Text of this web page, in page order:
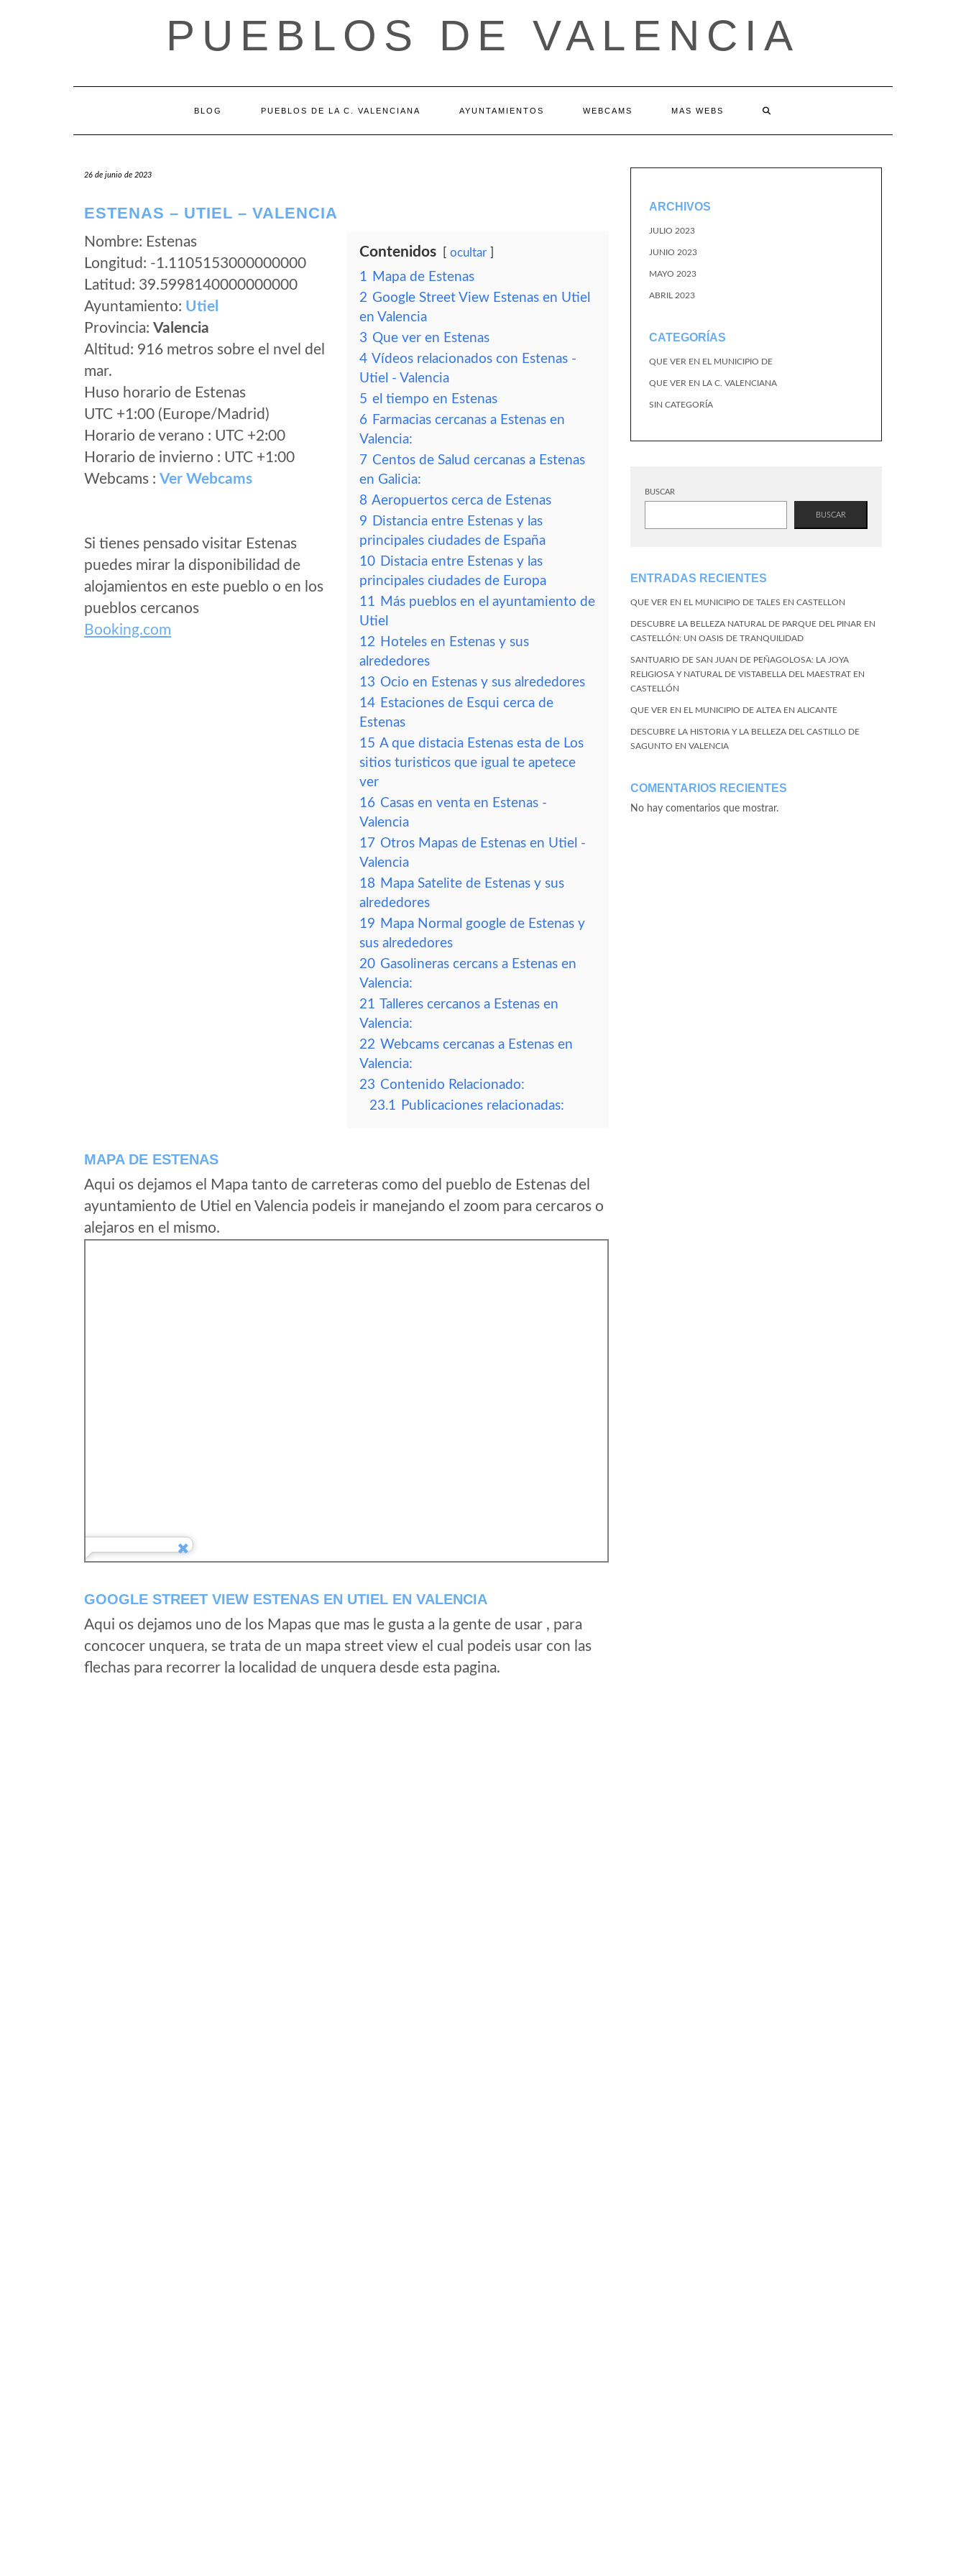
PUEBLOS DE VALENCIA
BLOG PUEBLOS DE LA C. VALENCIANA AYUNTAMIENTOS WEBCAMS MAS WEBS
26 de junio de 2023
ESTENAS – UTIEL – VALENCIA
Nombre: Estenas
Longitud: -1.1105153000000000
Latitud: 39.5998140000000000
Ayuntamiento: Utiel
Provincia: Valencia
Altitud: 916 metros sobre el nvel del
mar.
Huso horario de Estenas
UTC +1:00 (Europe/Madrid)
Horario de verano : UTC +2:00
Horario de invierno : UTC +1:00
Webcams : Ver Webcams
Si tienes pensado visitar Estenas
puedes mirar la disponibilidad de
alojamientos en este pueblo o en los
pueblos cercanos
Booking.com
Contenidos ocultar
1 Mapa de Estenas
2 Google Street View Estenas en Utiel
en Valencia
3 Que ver en Estenas
4 Vídeos relacionados con Estenas -
Utiel - Valencia
5 el tiempo en Estenas
6 Farmacias cercanas a Estenas en
Valencia:
7 Centos de Salud cercanas a Estenas
en Galicia:
8 Aeropuertos cerca de Estenas
9 Distancia entre Estenas y las
principales ciudades de España
10 Distacia entre Estenas y las
principales ciudades de Europa
11 Más pueblos en el ayuntamiento de
Utiel
12 Hoteles en Estenas y sus
alrededores
13 Ocio en Estenas y sus alrededores
14 Estaciones de Esqui cerca de
Estenas
15 A que distacia Estenas esta de Los
sitios turisticos que igual te apetece
ver
16 Casas en venta en Estenas -
Valencia
17 Otros Mapas de Estenas en Utiel -
Valencia
18 Mapa Satelite de Estenas y sus
alrededores
19 Mapa Normal google de Estenas y
sus alrededores
20 Gasolineras cercans a Estenas en
Valencia:
21 Talleres cercanos a Estenas en
Valencia:
22 Webcams cercanas a Estenas en
Valencia:
23 Contenido Relacionado:
23.1 Publicaciones relacionadas:
MAPA DE ESTENAS
Aqui os dejamos el Mapa tanto de carreteras como del pueblo de Estenas del
ayuntamiento de Utiel en Valencia podeis ir manejando el zoom para cercaros o
alejaros en el mismo.
GOOGLE STREET VIEW ESTENAS EN UTIEL EN VALENCIA
Aqui os dejamos uno de los Mapas que mas le gusta a la gente de usar , para
concocer unquera, se trata de un mapa street view el cual podeis usar con las
flechas para recorrer la localidad de unquera desde esta pagina.
ARCHIVOS
JULIO 2023
JUNIO 2023
MAYO 2023
ABRIL 2023
CATEGORÍAS
QUE VER EN EL MUNICIPIO DE
QUE VER EN LA C. VALENCIANA
SIN CATEGORÍA
BUSCAR
BUSCAR
ENTRADAS RECIENTES
QUE VER EN EL MUNICIPIO DE TALES EN CASTELLON
DESCUBRE LA BELLEZA NATURAL DE PARQUE DEL PINAR EN
CASTELLÓN: UN OASIS DE TRANQUILIDAD
SANTUARIO DE SAN JUAN DE PEÑAGOLOSA: LA JOYA
RELIGIOSA Y NATURAL DE VISTABELLA DEL MAESTRAT EN
CASTELLÓN
QUE VER EN EL MUNICIPIO DE ALTEA EN ALICANTE
DESCUBRE LA HISTORIA Y LA BELLEZA DEL CASTILLO DE
SAGUNTO EN VALENCIA
COMENTARIOS RECIENTES
No hay comentarios que mostrar.